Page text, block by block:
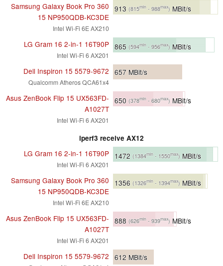
Samsung Galaxy Book Pro 360
15 NP950QDB-KC3DE
Intel Wi-Fi 6E AX210
913 (815min - 988max) MBit/s
LG Gram 16 2-in-1 16T90P
Intel Wi-Fi 6 AX201
865 (594min - 956max) MBit/s
Dell Inspiron 15 5579-9672
Qualcomm Atheros QCA61x4
657 MBit/s
Asus ZenBook Flip 15 UX563FD-
A1027T
Intel Wi-Fi 6 AX201
650 (378min - 680max) MBit/s
iperf3 receive AX12
LG Gram 16 2-in-1 16T90P
Intel Wi-Fi 6 AX201
1472 (1384min - 1550max) MBit/s
Samsung Galaxy Book Pro 360
15 NP950QDB-KC3DE
Intel Wi-Fi 6E AX210
1356 (1326min - 1394max) MBit/s
Asus ZenBook Flip 15 UX563FD-
A1027T
Intel Wi-Fi 6 AX201
888 (626min - 939max) MBit/s
Dell Inspiron 15 5579-9672 612 MBit/s